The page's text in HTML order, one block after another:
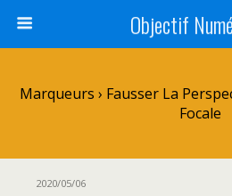
Objectif
Marqueurs › Fausser La
Focale
2020/05/06